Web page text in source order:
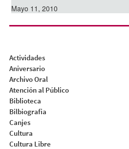
Mayo 11, 2010
Actividades
Aniversario
Archivo Oral
Atención al Público
Biblioteca
Bilbiografia
Canjes
Cultura
Cultura Libre